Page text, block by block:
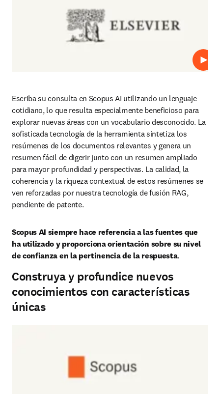
Escriba su consulta en Scopus AI utilizando un lenguaje
cotidiano, lo que resulta especialmente beneficioso para
explorar nuevas áreas con un vocabulario desconocido. La
sofisticada tecnología de la herramienta sintetiza los
resúmenes de los documentos relevantes y genera un
resumen fácil de digerir junto con un resumen ampliado
para mayor profundidad y perspectivas. La calidad, la
coherencia y la riqueza contextual de estos resúmenes se
ven reforzadas por nuestra tecnología de fusión RAG,
pendiente de patente.
Scopus AI siempre hace referencia a las fuentes que
ha utilizado y proporciona orientación sobre su nivel
de confianza en la pertinencia de la respuesta.
Construya y profundice nuevos
conocimientos con características
únicas